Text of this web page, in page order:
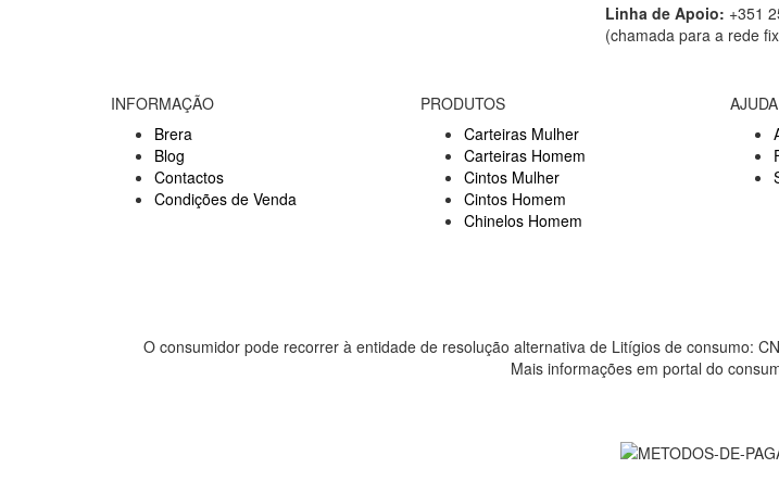
Linha de Apoio: +351
(chamada para a rede
INFORMAÇÃO
Brera
Blog
Contactos
Condições de Venda
PRODUTOS
Carteiras Mulher
Carteiras Homem
Cintos Mulher
Cintos Homem
Chinelos Homem
AJUDA
O consumidor pode recorrer à entidade de resolução alternativa de Litígios de consumo:
Mais informações em portal do